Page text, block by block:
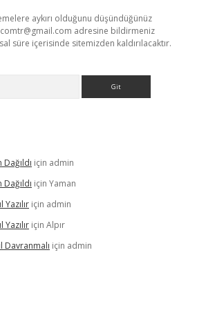
aykırı olduğunu düşündüğünüz
adresine bildirmeniz
süre içerisinde sitemizden kaldırılacaktır.
için admin
için Yaman
Yazılır için admin
Yazılır için Alpır
Davranmalı için admin